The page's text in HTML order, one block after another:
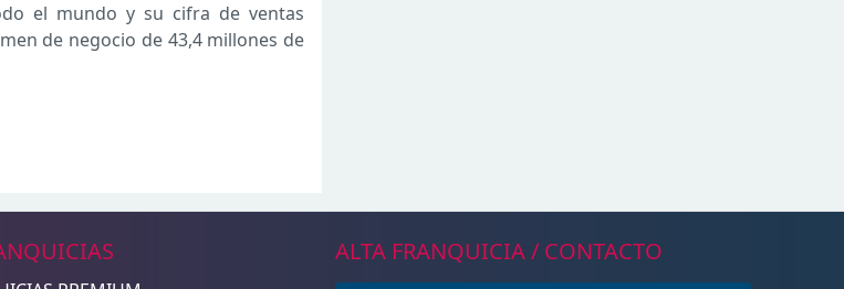
el mundo y su cifra de ventas
de negocio de 43,4 millones de
ALTA FRANQUICIA / CONTACTO